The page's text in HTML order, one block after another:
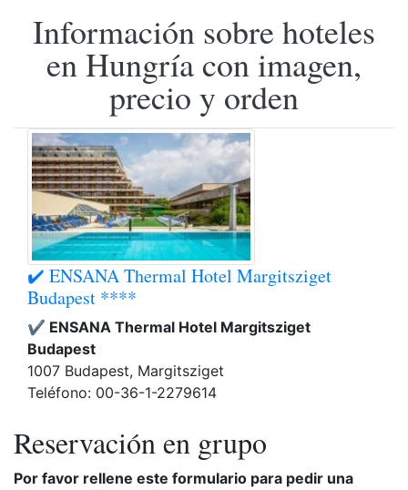
Información sobre hoteles
en Hungría con imagen,
precio y orden
✔️ ENSANA Thermal Hotel Margitsziget
Budapest ****
✔️ ENSANA Thermal Hotel Margitsziget
Budapest
1007 Budapest, Margitsziget
Teléfono: 00-36-1-2279614
Reservación en grupo
Por favor rellene este formulario para pedir una